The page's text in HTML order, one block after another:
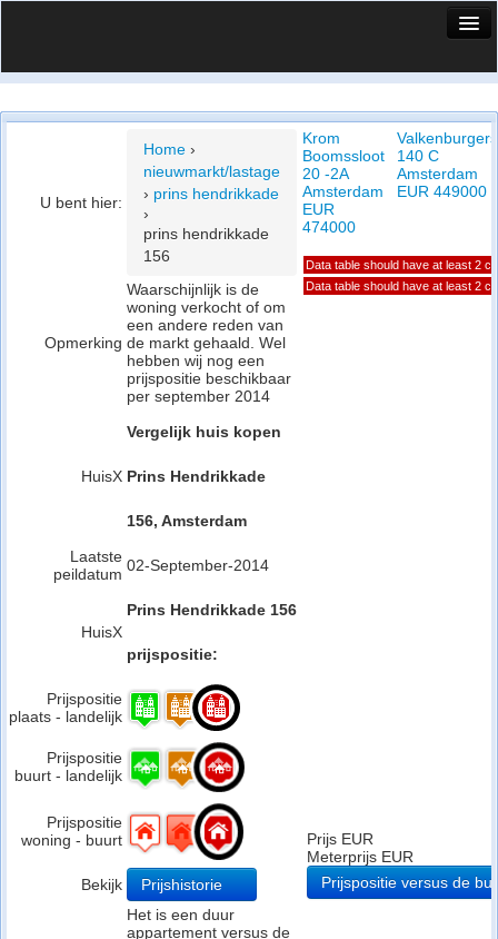
Vergelijk prijsposities - wijk
U bent hier:
Home ›
nieuwmarkt/lastage
› prins hendrikkade
›
prins hendrikkade
156
Opmerking
Waarschijnlijk is de
woning verkocht of om
een andere reden van
de markt gehaald. Wel
hebben wij nog een
prijspositie beschikbaar
per september 2014
HuisX
Vergelijk huis kopen
Prins Hendrikkade
156, Amsterdam
Laatste
peildatum 02-September-2014
HuisX
Prins Hendrikkade 156
prijspositie:
Prijspositie
plaats - landelijk
Prijspositie
buurt - landelijk
Prijspositie
woning - buurt
Bekijk Prijshistorie
Het is een duur
appartement versus de
Krom
Boomssloot
20 -2A
Amsterdam
EUR
474000
140 C
Amsterdam
EUR 449000
Data table should have at least 2
Data table should have at least 2
Prijs EUR
Meterprijs EUR
Prijspositie versus de